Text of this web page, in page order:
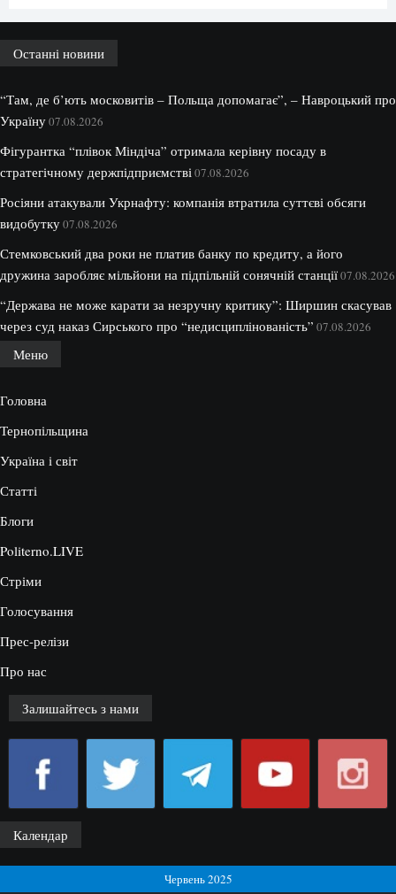
Останні новини
“Там, де б’ють московитів – Польща допомагає”, – Навроцький про
Україну07.08.2026
Фігурантка “плівок Міндіча” отримала керівну посаду в
стратегічному держпідприємстві 07.08.2026
Росіяни атакували Укрнафту: компанія втратила суттєві обсяги
видобутку07.08.2026
Стемковський два роки не платив банку по кредиту, а його
дружина заробляє мільйони на підпільній сонячній станції07.08.2026
“Держава не може карати за незручну критику”: Ширшин скасував
через суд наказ Сирського про “недисциплінованість” 07.08.2026
Меню
Головна
Тернопільщина
Україна і світ
Статті
Блоги
Politerno.LIVE
Стріми
Голосування
Прес-релізи
Про нас
Залишайтесь з нами
Календар
Червень 2025